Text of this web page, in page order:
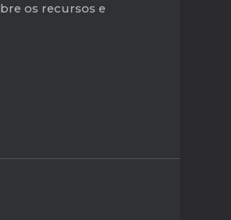
os recursos e